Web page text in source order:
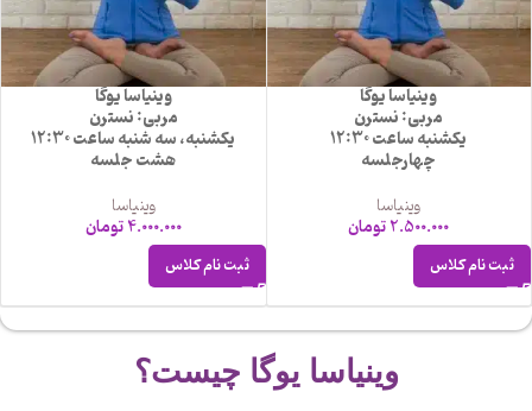
وینیاسا یوگا
مربی: نسترن
یکشنبه ساعت 12:30
چهارجلسه
وینیاسا
2.500.000تومان
ثبت نام کلاس
وینیاسا یوگا
مربی: نسترن
یکشنبه، سه شنبه ساعت 12:30
هشت جلسه
وینیاسا
4.000.000تومان
ثبت نام کلاس
وینیاسا یوگا چیست؟